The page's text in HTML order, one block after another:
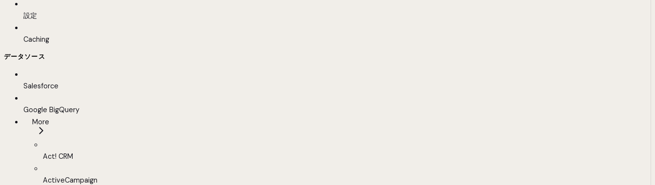
設定
Caching
データソース
Salesforce
Google BigQuery
More
Act! CRM
ActiveCampaign